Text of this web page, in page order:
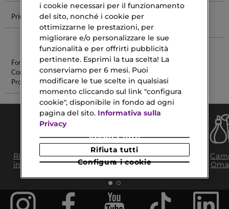
Primer Ciglia
Crema
Opacizzante
Pelle Mista
Profumi
Donna Miss
Dior
Fondotinta
Con
Protezione 50
Lift Mascara
Ritiro in negozio
in 2H
Consegna Gratuita
da 35€​ in 24/48H
i cookie necessari per il funzionamento
del sito, nonché i cookie per
ottimizzarne le prestazioni, per
migliorare e/o personalizzare le sue
funzionalità e per offrirti pubblicità
pertinente. Esprimi la tua scelta! La
conserviamo per 6 mesi. Puoi
modificare le tue scelte in qualsiasi
momento cliccando sul link "configura
cookie", disponibile in fondo ad ogni
pagina del sito. Informativa sulla
Privacy
Configura i cookie
Rifiuta tutti
Accetta tutti